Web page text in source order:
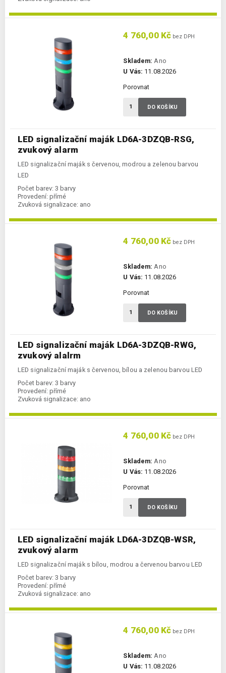
LED signalizační maják LD6A-3DZQB-RSG,
zvukový alarm
LED signalizační maják s červenou, modrou a zelenou barvou
LED
Počet barev: 3 barvy
Provedení: přímé
Zvuková signalizace: ano
4 760,00 Kč bez DPH
Skladem: Ano
U Vás: 11.08.2026
Porovnat
DO KOŠÍKU
LED signalizační maják LD6A-3DZQB-RWG,
zvukový alalrm
LED signalizační maják s červenou, bílou a zelenou barvou LED
Počet barev: 3 barvy
Provedení: přímé
Zvuková signalizace: ano
4 760,00 Kč bez DPH
Skladem: Ano
U Vás: 11.08.2026
Porovnat
DO KOŠÍKU
LED signalizační maják LD6A-3DZQB-WSR,
zvukový alarm
LED signalizační maják s bílou, modrou a červenou barvou LED
Počet barev: 3 barvy
Provedení: přímé
Zvuková signalizace: ano
4 760,00 Kč bez DPH
Skladem: Ano
U Vás: 11.08.2026
Porovnat
DO KOŠÍKU
4 760,00 Kč bez DPH
Skladem: Ano
U Vás: 11.08.2026